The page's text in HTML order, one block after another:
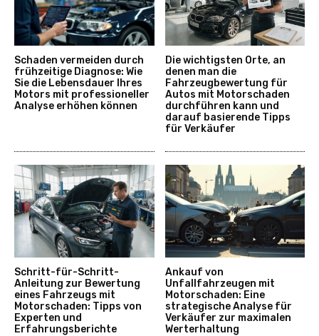
Schaden vermeiden durch
frühzeitige Diagnose: Wie
Sie die Lebensdauer Ihres
Motors mit professioneller
Analyse erhöhen können
Die wichtigsten Orte, an
denen man die
Fahrzeugbewertung für
Autos mit Motorschaden
durchführen kann und
darauf basierende Tipps
für Verkäufer
Schritt-für-Schritt-
Anleitung zur Bewertung
eines Fahrzeugs mit
Motorschaden: Tipps von
Experten und
Erfahrungsberichte
Ankauf von
Unfallfahrzeugen mit
Motorschaden: Eine
strategische Analyse für
Verkäufer zur maximalen
Werterhaltung